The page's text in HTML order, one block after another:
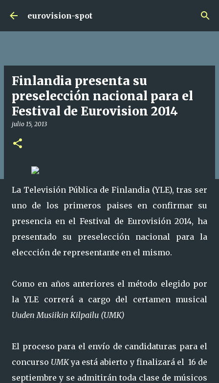
Ir al contenido principal
eurovision-spot
Finlandia presenta su
preselección nacional para el
Festival de Eurovision 2014
julio 15, 2013
La Televisión Pública de Finlandia (YLE), tras ser
uno de los primeros paises en confirmar su
presencia en el Festival de Eurovisión 2014, ha
presentado su preselección nacional para la
eleccción de representante en el mismo.
Como en años anteriores el método elegido por
la YLE correrá a cargo del certamen musical
Uuden Musiikin Kilpailu (UMK)
El proceso para el envío de candidaturas para el
concurso UMKya está abierto y finalizará el 16 de
septiembre y se admitirán toda clase de músicos